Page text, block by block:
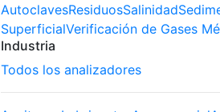
AutoclavesResiduosSalinidad
SuperficialVerificación de Gases
Industria
Todos los analizadores